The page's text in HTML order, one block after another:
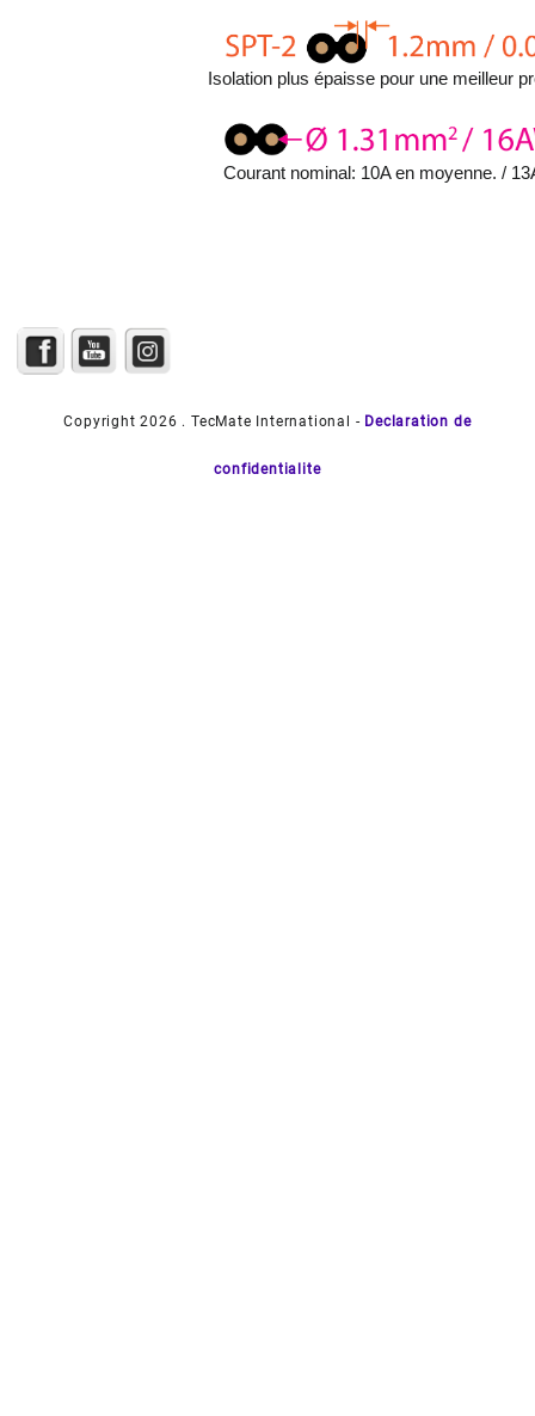
Isolation plus épaisse pour une meilleur
Courant nominal: 10A en moyenne. /
Copyright 2026 . TecMate International - Declaration de
confidentialite